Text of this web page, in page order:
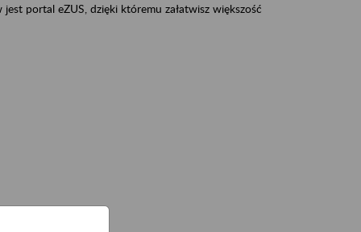
portal eZUS, dzięki któremu załatwisz większość